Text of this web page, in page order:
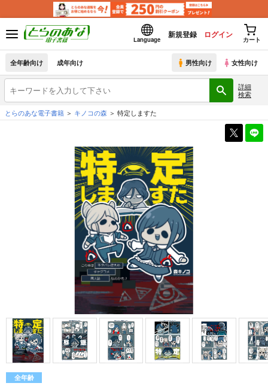
Language
新規登録 ログイン
カート
全年齢向け 成年向け 男性向け 女性向け
詳細
検索
とらのあな電子書籍
キノコの森 特定しますた
全年齢